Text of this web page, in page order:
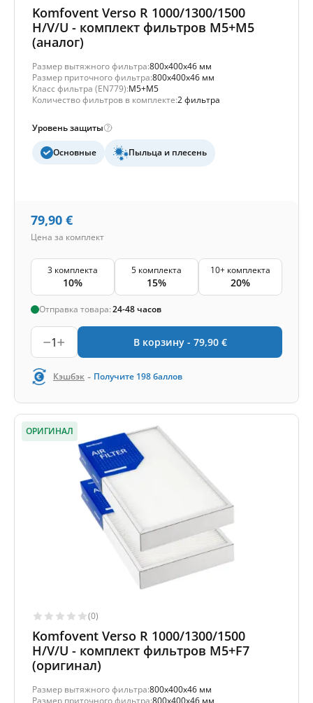
Komfovent Verso R 1000/1300/1500
H/V/U - комплект фильтров M5+M5
(аналог)
Размер вытяжного фильтра:800x400x46 мм
Размер приточного фильтра:800x400x46 мм
Класс фильтра (EN779):M5+M5
Количество фильтров в комплекте:2 фильтра
Уровень защиты
Основные Пыльца и плесень
79,90 €
Цена за комплект
3 комплекта
10%
5 комплекта
15%
10+ комплекта
20%
Отправка товара:24-48 часов
1 В корзину - 79,90 €
Кэшбэк - Получите 198баллов
ОРИГИНАЛ
(0)
Komfovent Verso R 1000/1300/1500
H/V/U - комплект фильтров M5+F7
(оригинал)
Размер вытяжного фильтра:800x400x46 мм